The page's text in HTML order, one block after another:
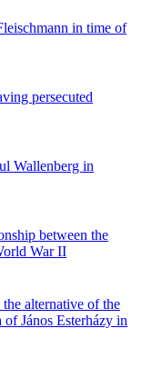
in time of
persecuted
Wallenberg in
between the
War II
alternative of the
János Esterházy in